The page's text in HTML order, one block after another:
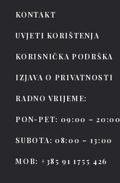
KONTAKT
UVJETI KORIŠTENJA
KORISNIČKA PODRŠKA
IZJAVA O PRIVATNOSTI
RADNO VRIJEME:
PON-PET: 09:00 – 20:00
SUBOTA: 08:00 – 13:00
MOB: +385 91 1755 426